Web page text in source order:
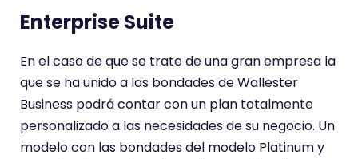
Enterprise Suite
En el caso de que se trate de una gran empresa la
que se ha unido a las bondades de Wallester
Business podrá contar con un plan totalmente
personalizado a las necesidades de su negocio. Un
modelo con las bondades del modelo Platinum y